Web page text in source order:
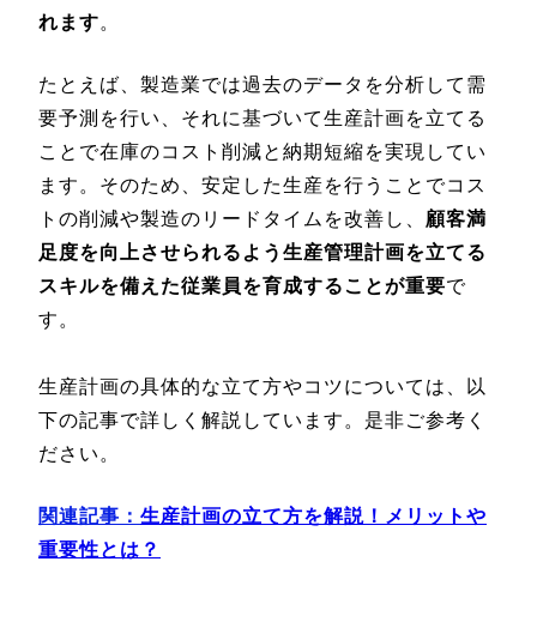
れます。
たとえば、製造業では過去のデータを分析して需
要予測を行い、それに基づいて生産計画を立てる
ことで在庫のコスト削減と納期短縮を実現してい
ます。そのため、安定した生産を行うことでコス
トの削減や製造のリードタイムを改善し、 顧客満
足度を向上させられるよう生産管理計画を立てる
スキルを備えた従業員を育成することが重要で
す。
生産計画の具体的な立て方やコツについては、以
下の記事で詳しく解説しています。是非ご参考く
ださい。
関連記事： 生産計画の立て方を解説！メリットや
重要性とは？